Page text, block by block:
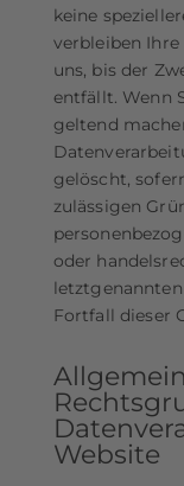
keine
verbleiben
uns, bis der
entfällt. Wenn
geltend
gelöscht,
zulässigen
oder
Fortfall dieser
Website